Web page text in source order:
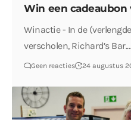
Win een cadeaubon
Winactie - In de
verscholen, Richard’s Bar.…
Geen reacties 24 augustus